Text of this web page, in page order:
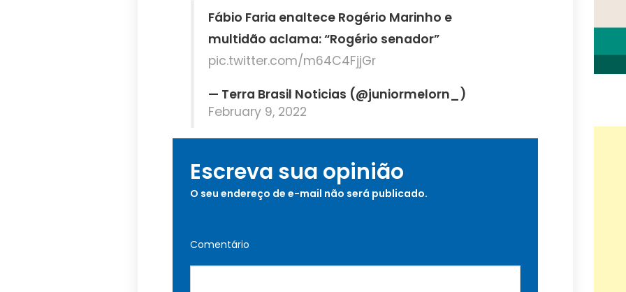
Fábio Faria enaltece Rogério Marinho e
multidão aclama: “Rogério senador”
pic.twitter.com/m64C4FjjGr
— Terra Brasil Noticias (@juniormelorn_)
February 9, 2022
Escreva sua opinião
O seu endereço de e-mail não será publicado.
Comentário